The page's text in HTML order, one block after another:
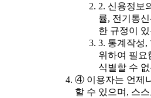
2. 신용정보
률, 전기통
한 규정이
3. 통계작성,
위하여 필요
식별할 수
④ 이용자는 언제
할 수 있으며, 스